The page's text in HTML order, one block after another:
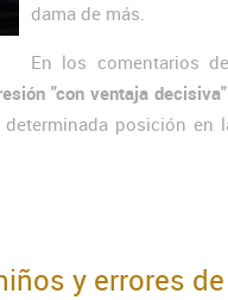
dama de más.
En los comentarios
"con ventaja decisiva"
posición en
y errores